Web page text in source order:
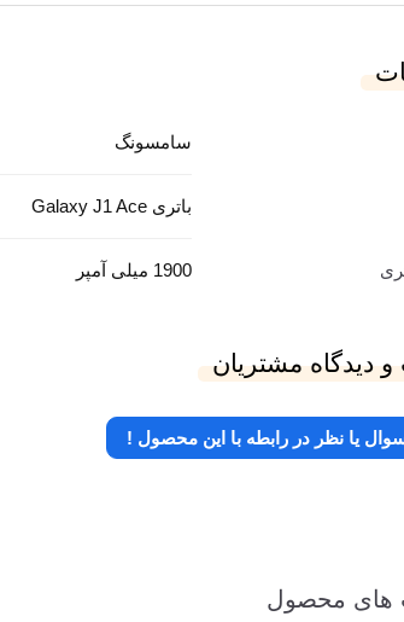
سامسونگ
باتری Galaxy J1 Ace
1900 میلی آمپر
دیدگاه مشتریان
یا نظر در رابطه با این محصول !
های محصول